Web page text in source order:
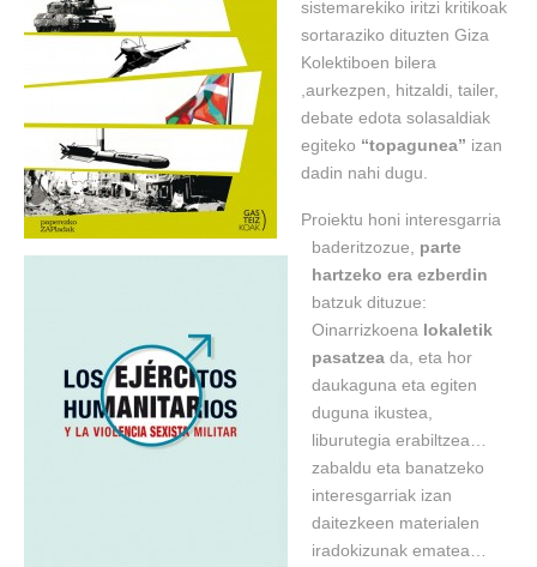
sistemarekiko iritzi kritikoak
sortaraziko dituzten Giza
Kolektiboen bilera
,aurkezpen, hitzaldi, tailer,
debate edota solasaldiak
egiteko “topagunea” izan
dadin nahi dugu.
Proiektu honi interesgarria
baderitzozue, parte
hartzeko era ezberdin
batzuk dituzue:
Oinarrizkoena lokaletik
pasatzea da, eta hor
daukaguna eta egiten
duguna ikustea,
liburutegia erabiltzea…
zabaldu eta banatzeko
interesgarriak izan
daitezkeen materialen
iradokizunak ematea…